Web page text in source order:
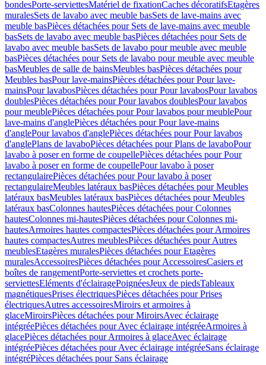
bondesPorte-serviettesMatériel de fixationCaches décoratifsEtagères
muralesSets de lavabo avec meuble basSets de lave-mains avec
meuble basPièces détachées pour Sets de lave-mains avec meuble
basSets de lavabo avec meuble basPièces détachées pour Sets de
lavabo avec meuble basSets de lavabo pour meuble avec meuble
basPièces détachées pour Sets de lavabo pour meuble avec meuble
basMeubles de salle de bainsMeubles basPièces détachées pour
Meubles basPour lave-mainsPièces détachées pour Pour lave-
mainsPour lavabosPièces détachées pour Pour lavabosPour lavabos
doublesPièces détachées pour Pour lavabos doublesPour lavabos
pour meublePièces détachées pour Pour lavabos pour meublePour
lave-mains d'anglePièces détachées pour Pour lave-mains
d'anglePour lavabos d'anglePièces détachées pour Pour lavabos
d'anglePlans de lavaboPièces détachées pour Plans de lavaboPour
lavabo à poser en forme de coupellePièces détachées pour Pour
lavabo à poser en forme de coupellePour lavabo à poser
rectangulairePièces détachées pour Pour lavabo à poser
rectangulaireMeubles latéraux basPièces détachées pour Meubles
latéraux basMeubles latéraux basPièces détachées pour Meubles
latéraux basColonnes hautesPièces détachées pour Colonnes
hautesColonnes mi-hautesPièces détachées pour Colonnes mi-
hautesArmoires hautes compactesPièces détachées pour Armoires
hautes compactesAutres meublesPièces détachées pour Autres
meublesEtagères muralesPièces détachées pour Etagères
muralesAccessoiresPièces détachées pour AccessoiresCasiers et
boîtes de rangementPorte-serviettes et crochets porte-
serviettesEléments d'éclairagePoignéesJeux de piedsTableaux
magnétiquesPrises électriquesPièces détachées pour Prises
électriquesAutres accessoiresMiroirs et armoires à
glaceMiroirsPièces détachées pour MiroirsAvec éclairage
intégréePièces détachées pour Avec éclairage intégréeArmoires à
glacePièces détachées pour Armoires à glaceAvec éclairage
intégréePièces détachées pour Avec éclairage intégréeSans éclairage
intégréPièces détachées pour Sans éclairage